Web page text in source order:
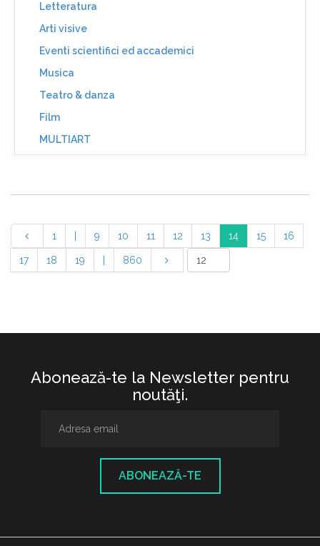
Letteratura
Arti visive
Eventi scientifici ed accademici
Musica
Teatro & danza
Film
MULTIART
1 9 10 11 12 13 14 15 16
17 18 19 860
Abonează-te la Newsletter pentru
noutăţi.
ABONEAZĂ-TE